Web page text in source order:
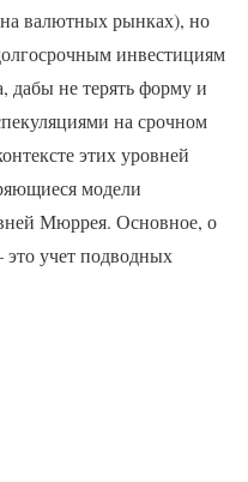
валютных рынках), но
инвестициям
дабы не терять форму и
на срочном
этих уровней
модели
Мюррея. Основное, о
учет подводных